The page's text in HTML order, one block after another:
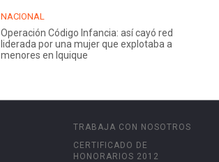
NACIONAL
Operación Código Infancia: así cayó red
liderada por una mujer que explotaba a
menores en Iquique
TRABAJA CON NOSOTROS
CERTIFICADO DE
HONORARIOS 2012